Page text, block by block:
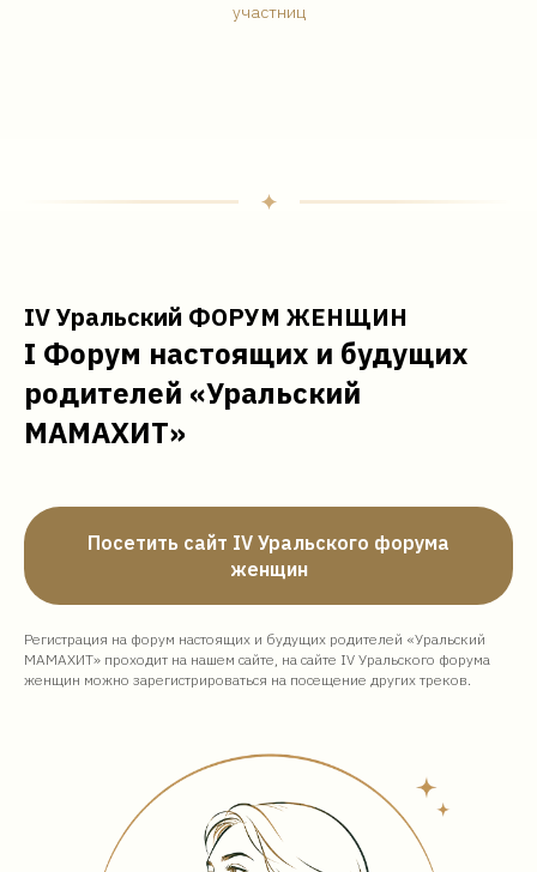
участниц
IV Уральский ФОРУМ ЖЕНЩИН
I Форум настоящих и будущих
родителей «Уральский
МАМАХИТ»
Посетить сайт IV Уральского форума
женщин
Регистрация на форум настоящих и будущих родителей «Уральский
МАМАХИТ» проходит на нашем сайте, на сайте IV Уральского форума
женщин можно зарегистрироваться на посещение других треков.